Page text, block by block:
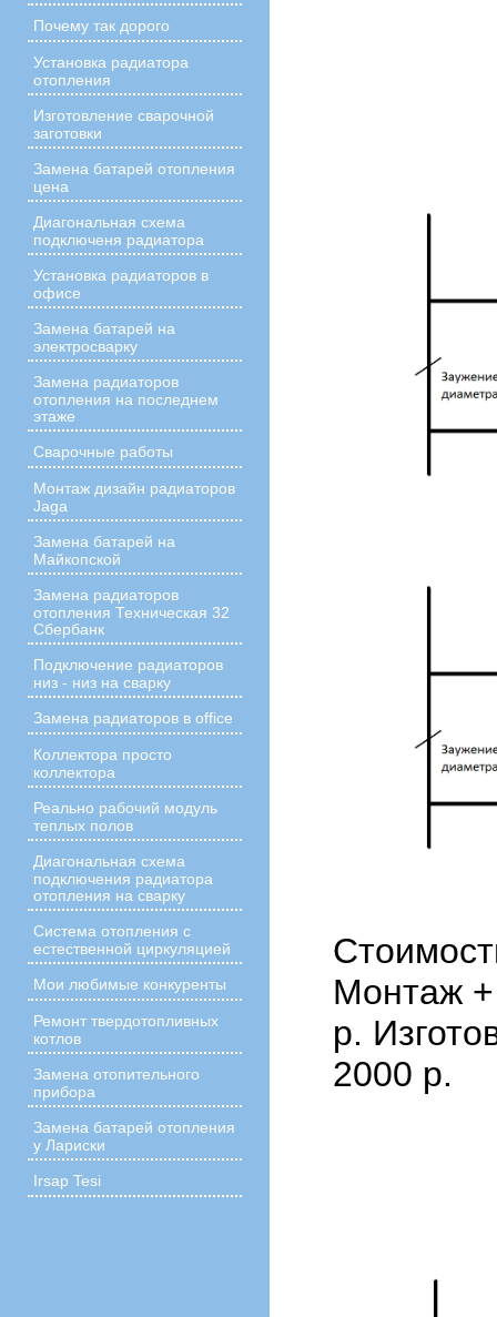
Почему так дорого
Установка радиатора
отопления
Изготовление сварочной
заготовки
Замена батарей отопления
цена
Диагональная схема
подключеня радиатора
Установка радиаторов в
офисе
Замена батарей на
электросварку
Замена радиаторов
отопления на последнем
этаже
Сварочные работы
Монтаж дизайн радиаторов
Jaga
Замена батарей на
Майкопской
Замена радиаторов
отопления Техническая 32
Сбербанк
Подключение радиаторов
низ - низ на сварку
Замена радиаторов в office
Коллектора просто
коллектора
Реально рабочий модуль
теплых полов
Диагональная схема
подключения радиатора
отопления на сварку
Система отопления с
естественной циркуляцией
Мои любимые конкуренты
Ремонт твердотопливных
котлов
Замена отопительного
прибора
Замена батарей отопления
у Лариски
Irsap Tesi
Монтаж
р.
2000 р.